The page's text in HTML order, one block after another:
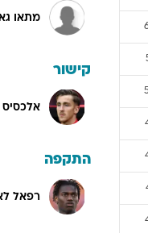
מתאו
קישור
התקפה
רפאל